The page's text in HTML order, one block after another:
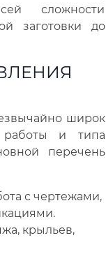
сложности
заготовки до
широк
работы и типа
перечень
с чертежами,
крыльев,